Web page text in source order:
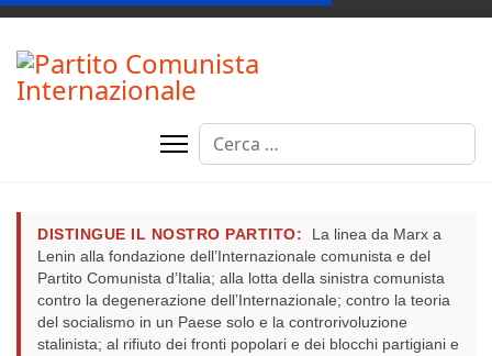
Cerca
DISTINGUE IL NOSTRO PARTITO:
La linea da Marx a
Lenin alla fondazione dell’Internazionale comunista e del
Partito Comunista d’Italia; alla lotta della sinistra comunista
contro la degenerazione dell’Internazionale; contro la teoria
del socialismo in un Paese solo e la controrivoluzione
stalinista; al rifiuto dei fronti popolari e dei blocchi partigiani e